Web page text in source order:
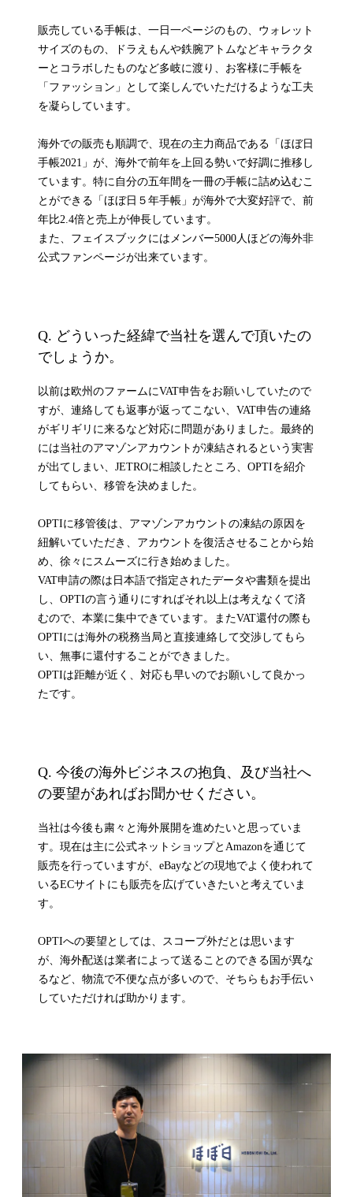
販売している手帳は、一日一ページのもの、ウォレット
サイズのもの、ドラえもんや鉄腕アトムなどキャラクタ
ーとコラボしたものなど多岐に渡り、お客様に手帳を
「ファッション」として楽しんでいただけるような工夫
を凝らしています。
海外での販売も順調で、現在の主力商品である「ほぼ日
手帳2021」が、海外で前年を上回る勢いで好調に推移し
ています。特に自分の五年間を一冊の手帳に詰め込むこ
とができる「ほぼ日５年手帳」が海外で大変好評で、前
年比2.4倍と売上が伸長しています。
また、フェイスブックにはメンバー5000人ほどの海外非
公式ファンページが出来ています。
Q. どういった経緯で当社を選んで頂いたの
でしょうか。
以前は欧州のファームにVAT申告をお願いしていたので
すが、連絡しても返事が返ってこない、VAT申告の連絡
がギリギリに来るなど対応に問題がありました。最終的
には当社のアマゾンアカウントが凍結されるという実害
が出てしまい、JETROに相談したところ、OPTIを紹介
してもらい、移管を決めました。
OPTIに移管後は、アマゾンアカウントの凍結の原因を
紐解いていただき、アカウントを復活させることから始
め、徐々にスムーズに行き始めました。
VAT申請の際は日本語で指定されたデータや書類を提出
し、OPTIの言う通りにすればそれ以上は考えなくて済
むので、本業に集中できています。またVAT還付の際も
OPTIには海外の税務当局と直接連絡して交渉してもら
い、無事に還付することができました。
OPTIは距離が近く、対応も早いのでお願いして良かっ
たです。
Q. 今後の海外ビジネスの抱負、及び当社へ
の要望があればお聞かせください。
当社は今後も粛々と海外展開を進めたいと思っていま
す。現在は主に公式ネットショップとAmazonを通じて
販売を行っていますが、eBayなどの現地でよく使われて
いるECサイトにも販売を広げていきたいと考えていま
す。
OPTIへの要望としては、スコープ外だとは思います
が、海外配送は業者によって送ることのできる国が異な
るなど、物流で不便な点が多いので、そちらもお手伝い
していただければ助かります。